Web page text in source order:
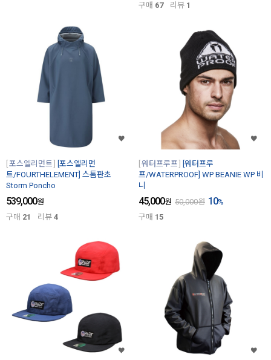
구매 67 리뷰 1
포스엘리먼트
[포스엘리먼
트/FOURTHELEMENT] 스톰판초
Storm Poncho
539,000원
구매 21 리뷰 4
워터프루프
[워터프루
프/WATERPROOF] WP BEANIE WP 비
니
45,000원 50,000원 10%
구매 15